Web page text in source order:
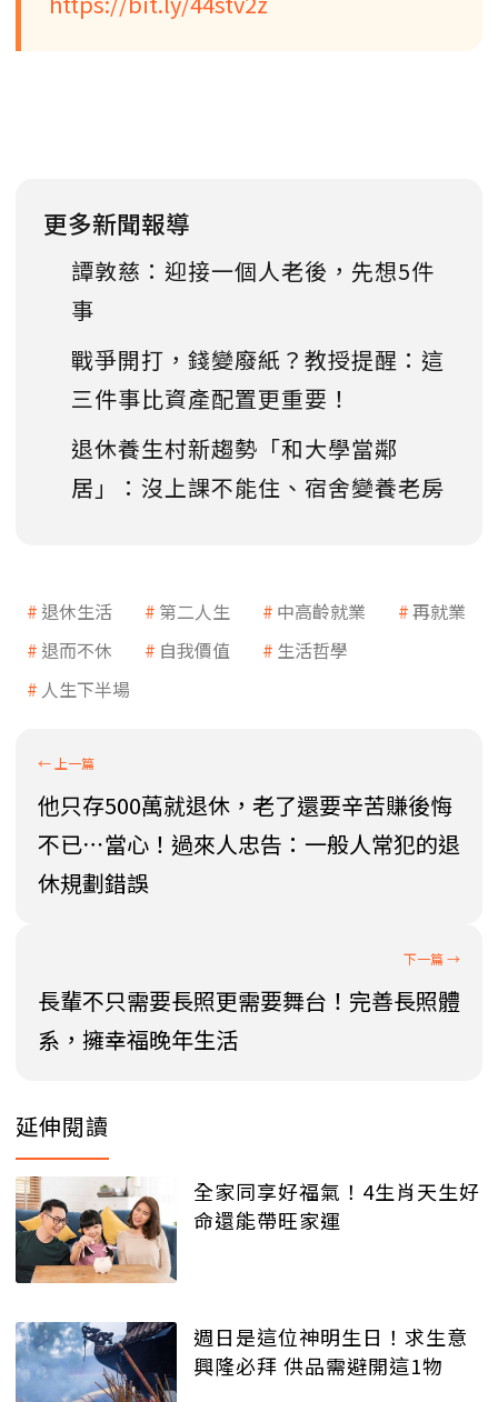
更多新聞報導
譚敦慈：迎接一個人老後，先想5件
事
戰爭開打，錢變廢紙？教授提醒：這
三件事比資產配置更重要！
退休養生村新趨勢「和大學當鄰
居」：沒上課不能住、宿舍變養老房
退休生活 第二人生 中高齡就業
再就業
退而不休
自我價值
生活哲學
人生下半場
他只存500萬就退休，老了還要辛苦賺後悔
不已⋯當心！過來人忠告：一般人常犯的退
休規劃錯誤
長輩不只需要長照更需要舞台！完善長照體
系，擁幸福晚年生活
延伸閱讀
全家同享好福氣！4生肖天生好
命還能帶旺家運
週日是這位神明生日！求生意
興隆必拜 供品需避開這1物